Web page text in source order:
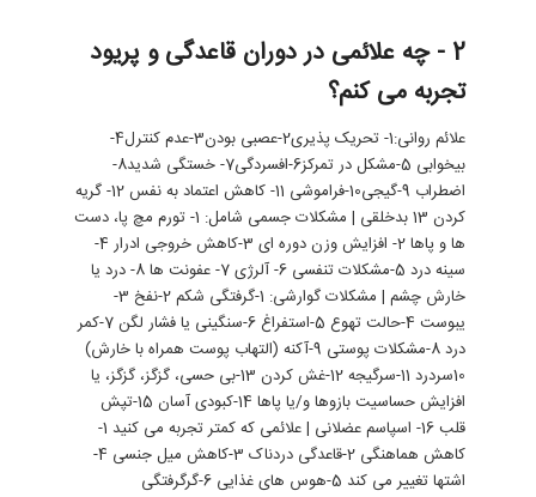
2 - چه علائمی در دوران قاعدگی و پریود
تجربه می کنم؟
علائم روانی:1- تحریک پذیری2-عصبی بودن3-عدم کنترل4-
بیخوابی 5-مشکل در تمرکز6-افسردگی7- خستگی شدید8-
اضطراب 9-گیجی10-فراموشی 11- کاهش اعتماد به نفس 12- گریه
کردن 13 بدخلقی | مشکلات جسمی شامل: 1- تورم مچ پا، دست
ها و پاها 2- افزایش وزن دوره ای 3-کاهش خروجی ادرار 4-
سینه درد 5-مشکلات تنفسی 6- آلرژی 7- عفونت ها 8- درد یا
خارش چشم | مشکلات گوارشی: 1-گرفتگی شکم 2-نفخ 3-
یبوست 4-حالت تهوع 5-استفراغ 6-سنگینی یا فشار لگن 7-كمر
درد 8-مشکلات پوستی 9-آکنه (التهاب پوست همراه با خارش)
10سردرد 11-سرگیجه 12-غش کردن 13-بی حسی، گزگز، گزگز، یا
افزایش حساسیت بازوها و/یا پاها 14-کبودی آسان 15-تپش
قلب 16- اسپاسم عضلانی | علائمی که کمتر تجربه می کنید 1-
کاهش هماهنگی 2-قاعدگی دردناک 3-کاهش میل جنسی 4-
اشتها تغییر می کند 5-هوس های غذایی 6-گرگرفتگی